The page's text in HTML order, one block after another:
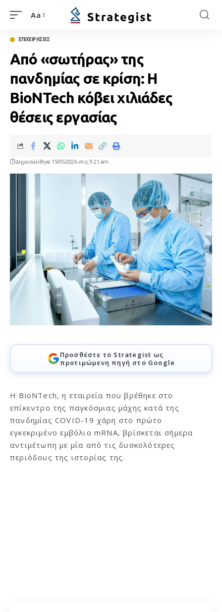
Aa
ΕΠΙΧΕΙΡΗΣΕΙΣ
Από «σωτήρας» της
πανδημίας σε κρίση: Η
BioNTech κόβει χιλιάδες
θέσεις εργασίας
Δημοσιεύθηκε 15/05/2026 στις 9:21 am
Προσθέστε το Strategist ως
προτιμώμενη πηγή στο Google
Η BioNTech, η εταιρεία που βρέθηκε στο
επίκεντρο της παγκόσμιας μάχης κατά της
πανδημίας COVID-19 χάρη στο πρώτο
εγκεκριμένο εμβόλιο mRNA, βρίσκεται σήμερα
αντιμέτωπη με μία από τις δυσκολότερες
περιόδους της ιστορίας της.